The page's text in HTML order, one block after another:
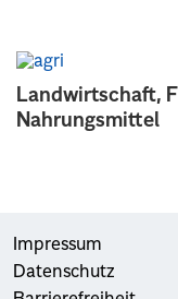
Landwirtschaft,
Nahrungsmittel
Impressum
Datenschutz